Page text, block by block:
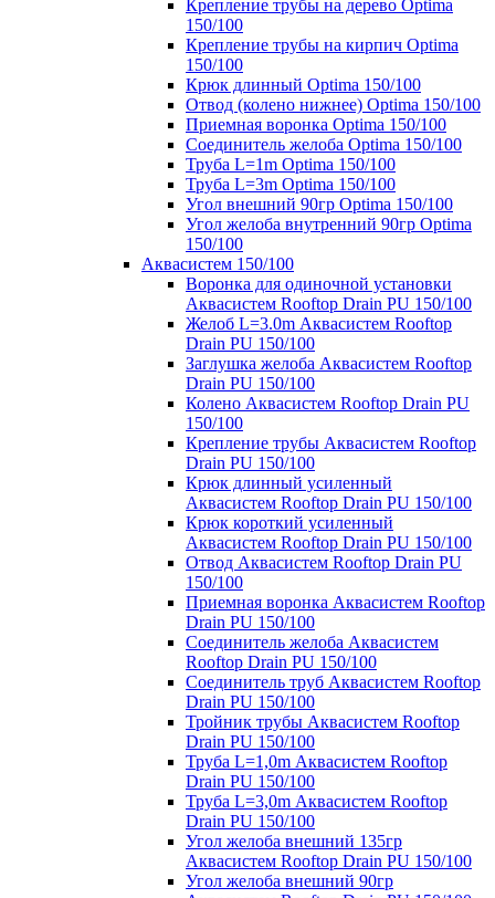
Крепление трубы на дерево Optima
150/100
Крепление трубы на кирпич Optima
150/100
Крюк длинный Optima 150/100
Отвод (колено нижнее) Optima 150/100
Приемная воронка Optima 150/100
Соединитель желоба Optima 150/100
Труба L=1m Optima 150/100
Труба L=3m Optima 150/100
Угол внешний 90гр Optima 150/100
Угол желоба внутренний 90гр Optima
150/100
Аквасистем 150/100
Воронка для одиночной установки
Аквасистем Rooftop Drain PU 150/100
Желоб L=3.0m Аквасистем Rooftop
Drain PU 150/100
Заглушка желоба Аквасистем Rooftop
Drain PU 150/100
Колено Аквасистем Rooftop Drain PU
150/100
Крепление трубы Аквасистем Rooftop
Drain PU 150/100
Крюк длинный усиленный
Аквасистем Rooftop Drain PU 150/100
Крюк короткий усиленный
Аквасистем Rooftop Drain PU 150/100
Отвод Аквасистем Rooftop Drain PU
150/100
Приемная воронка Аквасистем Rooftop
Drain PU 150/100
Соединитель желоба Аквасистем
Rooftop Drain PU 150/100
Соединитель труб Аквасистем Rooftop
Drain PU 150/100
Тройник трубы Аквасистем Rooftop
Drain PU 150/100
Труба L=1,0m Аквасистем Rooftop
Drain PU 150/100
Труба L=3,0m Аквасистем Rooftop
Drain PU 150/100
Угол желоба внешний 135гр
Аквасистем Rooftop Drain PU 150/100
Угол желоба внешний 90гр